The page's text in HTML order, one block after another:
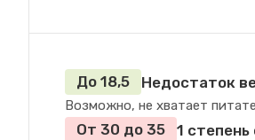
До 18,5 Недостаток
Возможно, не хватает
От 30 до 35 1